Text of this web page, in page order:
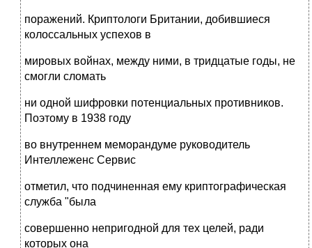
поражений. Криптологи Британии, добившиеся
колоссальных успехов в
мировых войнах, между ними, в тридцатые годы, не
смогли сломать
ни одной шифровки потенциальных противников.
Поэтому в 1938 году
во внутреннем меморандуме руководитель
Интеллеженс Сервис
отметил, что подчиненная ему криптографическая
служба "была
совершенно непригодной для тех целей, ради
которых она